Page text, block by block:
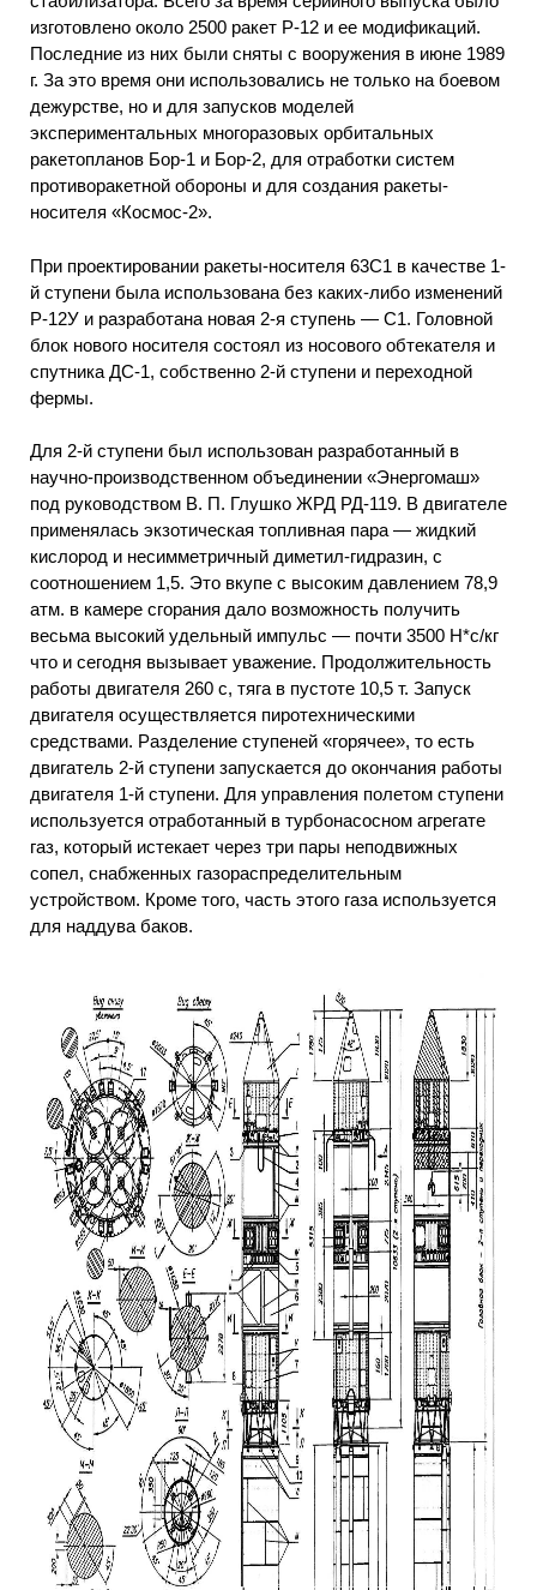
изготовлено около 2500 ракет Р-12 и ее модификаций.
Последние из них были сняты с вооружения в июне 1989
г. За это время они использовались не только на боевом
дежурстве, но и для запусков моделей
экспериментальных многоразовых орбитальных
ракетопланов Бор-1 и Бор-2, для отработки систем
противоракетной обороны и для создания ракеты-
носителя «Космос-2».
При проектировании ракеты-носителя 63С1 в качестве 1-
й ступени была использована без каких-либо изменений
Р-12У и разработана новая 2-я ступень — С1. Головной
блок нового носителя состоял из носового обтекателя и
спутника ДС-1, собственно 2-й ступени и переходной
фермы.
Для 2-й ступени был использован разработанный в
научно-производственном объединении «Энергомаш»
под руководством В. П. Глушко ЖРД РД-119. В двигателе
применялась экзотическая топливная пара — жидкий
кислород и несимметричный диметил-гидразин, с
соотношением 1,5. Это вкупе с высоким давлением 78,9
атм. в камере сгорания дало возможность получить
весьма высокий удельный импульс — почти 3500 Н*с/кг
что и сегодня вызывает уважение. Продолжительность
работы двигателя 260 с, тяга в пустоте 10,5 т. Запуск
двигателя осуществляется пиротехническими
средствами. Разделение ступеней «горячее», то есть
двигатель 2-й ступени запускается до окончания работы
двигателя 1-й ступени. Для управления полетом ступени
используется отработанный в турбонасосном агрегате
газ, который истекает через три пары неподвижных
сопел, снабженных газораспределительным
устройством. Кроме того, часть этого газа используется
для наддува баков.